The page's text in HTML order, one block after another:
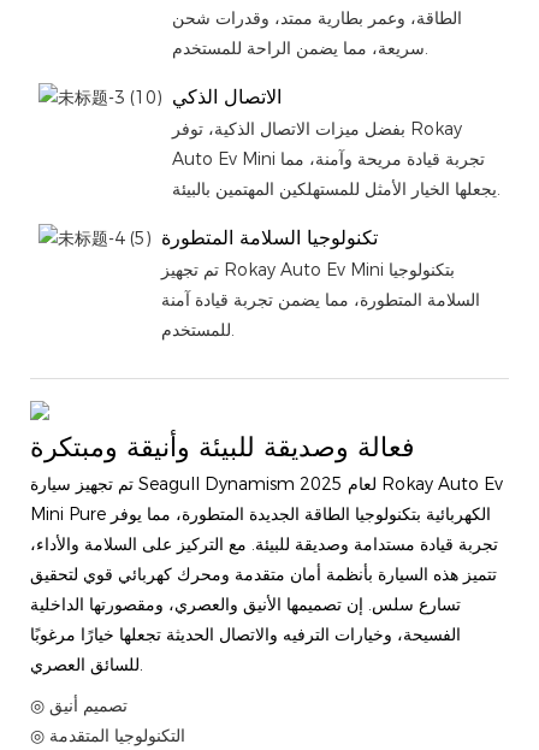
الطاقة، وعمر بطارية ممتد، وقدرات شحن
سريعة، مما يضمن الراحة للمستخدم.
الاتصال الذكي
بفضل ميزات الاتصال الذكية، توفر Rokay
Auto Ev Mini تجربة قيادة مريحة وآمنة، مما
يجعلها الخيار الأمثل للمستهلكين المهتمين بالبيئة.
تكنولوجيا السلامة المتطورة
تم تجهيز Rokay Auto Ev Mini بتكنولوجيا
السلامة المتطورة، مما يضمن تجربة قيادة آمنة
للمستخدم.
فعالة وصديقة للبيئة وأنيقة ومبتكرة
تم تجهيز سيارة Seagull Dynamism لعام 2025 Rokay Auto Ev
Mini Pure الكهربائية بتكنولوجيا الطاقة الجديدة المتطورة، مما يوفر
تجربة قيادة مستدامة وصديقة للبيئة. مع التركيز على السلامة والأداء،
تتميز هذه السيارة بأنظمة أمان متقدمة ومحرك كهربائي قوي لتحقيق
تسارع سلس. إن تصميمها الأنيق والعصري، ومقصورتها الداخلية
الفسيحة، وخيارات الترفيه والاتصال الحديثة تجعلها خيارًا مرغوبًا
للسائق العصري.
◎ تصميم أنيق
◎ التكنولوجيا المتقدمة